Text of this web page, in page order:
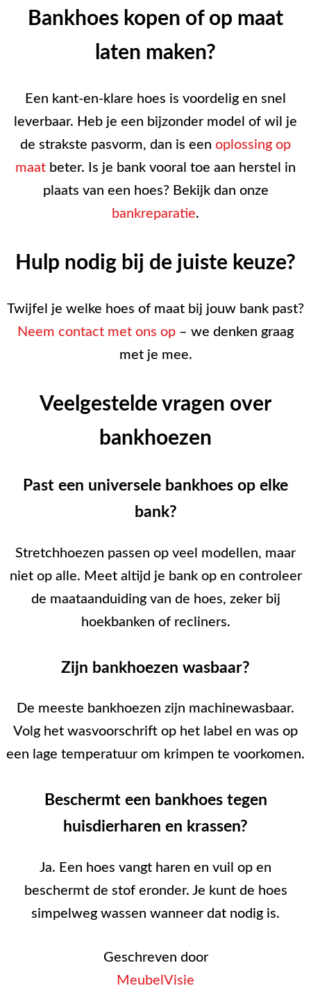
Bankhoes kopen of op maat
laten maken?
Een kant-en-klare hoes is voordelig en snel
leverbaar. Heb je een bijzonder model of wil je
de strakste pasvorm, dan is een oplossing op
maat beter. Is je bank vooral toe aan herstel in
plaats van een hoes? Bekijk dan onze
bankreparatie.
Hulp nodig bij de juiste keuze?
Twijfel je welke hoes of maat bij jouw bank past?
Neem contact met ons op – we denken graag
met je mee.
Veelgestelde vragen over
bankhoezen
Past een universele bankhoes op elke
bank?
Stretchhoezen passen op veel modellen, maar
niet op alle. Meet altijd je bank op en controleer
de maataanduiding van de hoes, zeker bij
hoekbanken of recliners.
Zijn bankhoezen wasbaar?
De meeste bankhoezen zijn machinewasbaar.
Volg het wasvoorschrift op het label en was op
een lage temperatuur om krimpen te voorkomen.
Beschermt een bankhoes tegen
huisdierharen en krassen?
Ja. Een hoes vangt haren en vuil op en
beschermt de stof eronder. Je kunt de hoes
simpelweg wassen wanneer dat nodig is.
Geschreven door
MeubelVisie